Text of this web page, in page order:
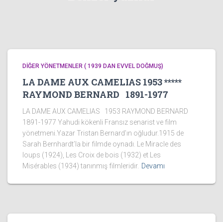
DİĞER YÖNETMENLER ( 1939 DAN EVVEL DOĞMUŞ)
LA DAME AUX CAMELIAS 1953 *****
RAYMOND BERNARD 1891-1977
LA DAME AUX CAMELIAS 1953 RAYMOND BERNARD
1891-1977 Yahudi kökenli Fransız senarist ve film
yönetmeni.Yazar Tristan Bernard’ın oğludur.1915 de
Sarah Bernhardt’la bir filmde oynadı. Le Miracle des
loups (1924), Les Croix de bois (1932) et Les
Misérables (1934) tanınmış filmleridir. Devamı